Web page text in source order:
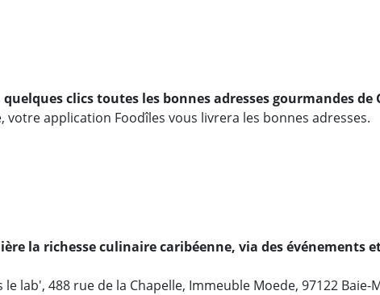
clics toutes les bonnes adresses gourmandes de
application Foodîles vous livrera les bonnes adresses.
la richesse culinaire caribéenne, via des événements
le lab', 488 rue de la Chapelle, Immeuble Moede, 97122 Baie-